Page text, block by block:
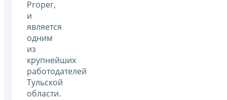
Proper,
и
является
одним
из
крупнейших
работодателей
Тульской
области.